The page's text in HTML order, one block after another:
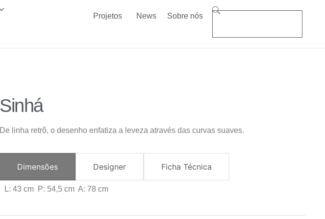
Projetos News Sobre nós
Sinhá
De linha retrô, o desenho enfatiza a leveza através das curvas suaves.
Dimensões Designer Ficha Técnica
L: 43 cm P: 54,5 cm A: 78 cm